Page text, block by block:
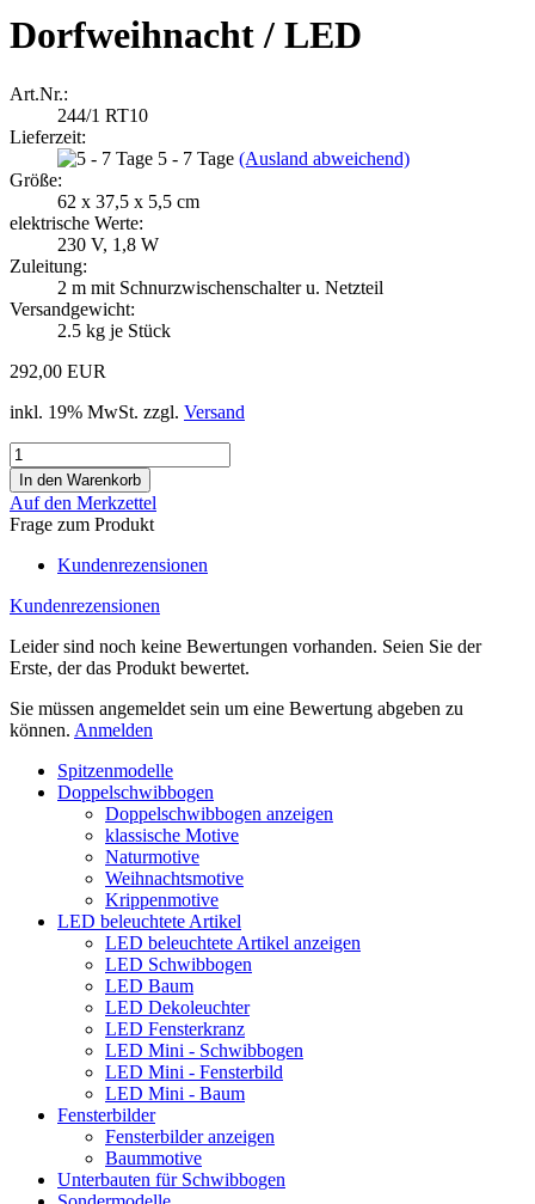
Dorfweihnacht / LED
Art.Nr.:
244/1 RT10
Lieferzeit:
5 - 7 Tage (Ausland abweichend)
Größe:
62 x 37,5 x 5,5 cm
elektrische Werte:
230 V, 1,8 W
Zuleitung:
2 m mit Schnurzwischenschalter u. Netzteil
Versandgewicht:
2.5 kg je Stück
292,00 EUR
inkl. 19% MwSt. zzgl. Versand
Auf den Merkzettel
Frage zum Produkt
Kundenrezensionen
Kundenrezensionen
Leider sind noch keine Bewertungen vorhanden. Seien Sie der
Erste, der das Produkt bewertet.
Sie müssen angemeldet sein um eine Bewertung abgeben zu
können. Anmelden
Spitzenmodelle
Doppelschwibbogen
Doppelschwibbogen anzeigen
klassische Motive
Naturmotive
Weihnachtsmotive
Krippenmotive
LED beleuchtete Artikel
LED beleuchtete Artikel anzeigen
LED Schwibbogen
LED Baum
LED Dekoleuchter
LED Fensterkranz
LED Mini - Schwibbogen
LED Mini - Fensterbild
LED Mini - Baum
Fensterbilder
Fensterbilder anzeigen
Baummotive
Unterbauten für Schwibbogen